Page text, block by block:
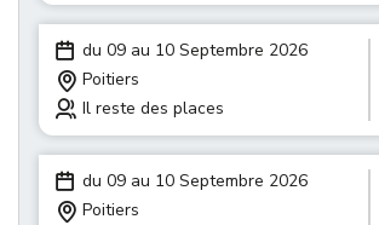
du 09 au 10 Septembre 2026
Poitiers
Il reste des places
du 09 au 10 Septembre 2026
Poitiers